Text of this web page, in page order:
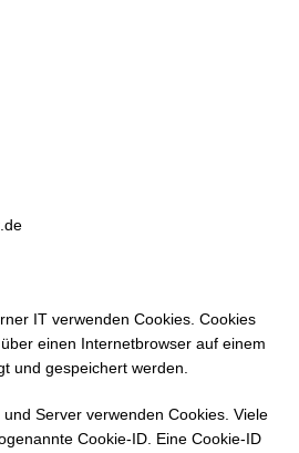
IT verwenden Cookies. Cookies
einen Internetbrowser auf einem
und gespeichert werden.
Server verwenden Cookies. Viele
Cookie-ID. Eine Cookie-ID